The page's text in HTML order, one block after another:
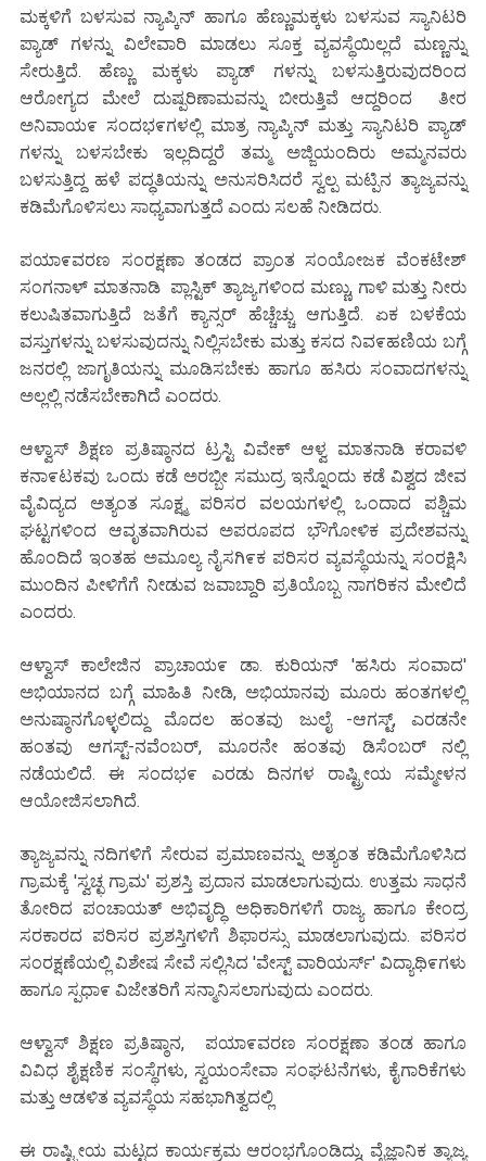
ಮಕ್ಕಳಿಗೆ ಬಳಸುವ ನ್ಯಾಪ್ಕಿನ್ ಹಾಗೂ ಹೆಣ್ಣುಮಕ್ಕಳು ಬಳಸುವ ಸ್ಯಾನಿಟರಿ
ಪ್ಯಾಡ್ ಗಳನ್ನು ವಿಲೇವಾರಿ ಮಾಡಲು ಸೂಕ್ತ ವ್ಯವಸ್ಥೆಯಿಲ್ಲದೆ ಮಣ್ಣನ್ನು
ಸೇರುತ್ತಿದೆ. ಹೆಣ್ಣು ಮಕ್ಕಳು ಪ್ಯಾಡ್ ಗಳನ್ನು ಬಳಸುತ್ತಿರುವುದರಿಂದ
ಆರೋಗ್ಯದ ಮೇಲೆ ದುಷ್ಪರಿಣಾಮವನ್ನು ಬೀರುತ್ತಿವೆ ಆದ್ದರಿಂದ ತೀರ
ಅನಿವಾಯ೯ ಸಂದಭ೯ಗಳಲ್ಲಿ ಮಾತ್ರ ನ್ಯಾಪ್ಕಿನ್ ಮತ್ತು ಸ್ಯಾನಿಟರಿ ಪ್ಯಾಡ್
ಗಳನ್ನು ಬಳಸಬೇಕು ಇಲ್ಲದಿದ್ದರೆ ತಮ್ಮ ಅಜ್ಜಿಯಂದಿರು ಅಮ್ಮನವರು
ಬಳಸುತ್ತಿದ್ದ ಹಳೆ ಪದ್ಧತಿಯನ್ನು ಅನುಸರಿಸಿದರೆ ಸ್ವಲ್ಪ ಮಟ್ಪಿನ ತ್ಯಾಜ್ಯವನ್ನು
ಕಡಿಮೆಗೊಳಿಸಲು ಸಾಧ್ಯವಾಗುತ್ತದೆ ಎಂದು ಸಲಹೆ ನೀಡಿದರು.
ಪಯಾ೯ವರಣ ಸಂರಕ್ಷಣಾ ತಂಡದ ಪ್ರಾಂತ ಸಂಯೋಜಕ ವೆಂಕಟೇಶ್
ಸಂಗನಾಳ್ ಮಾತನಾಡಿ ಪ್ಲಾಸ್ಟಿಕ್ ತ್ಯಾಜ್ಯಗಳಿಂದ ಮಣ್ಣು, ಗಾಳಿ ಮತ್ತು ನೀರು
ಕಲುಷಿತವಾಗುತ್ತಿದೆ ಜತೆಗೆ ಕ್ಯಾನ್ಸರ್ ಹೆಚ್ಚೆಚ್ಚು ಆಗುತ್ತಿದೆ. ಏಕ ಬಳಕೆಯ
ವಸ್ತುಗಳನ್ನು ಬಳಸುವುದನ್ನು ನಿಲ್ಲಿಸಬೇಕು ಮತ್ತು ಕಸದ ನಿವ೯ಹಣಿಯ ಬಗ್ಗೆ
ಜನರಲ್ಲಿ ಜಾಗೃತಿಯನ್ನು ಮೂಡಿಸಬೇಕು ಹಾಗೂ ಹಸಿರು ಸಂವಾದಗಳನ್ನು
ಅಲ್ಲಲ್ಲಿ ನಡೆಸಬೇಕಾಗಿದೆ ಎಂದರು.
ಆಳ್ವಾಸ್ ಶಿಕ್ಷಣ ಪ್ರತಿಷ್ಠಾನದ ಟ್ರಸ್ಟಿ ವಿವೇಕ್ ಆಳ್ವ ಮಾತನಾಡಿ ಕರಾವಳಿ
ಕನಾ೯ಟಕವು ಒಂದು ಕಡೆ ಅರಬ್ಬೀ ಸಮುದ್ರ ಇನ್ನೊಂದು ಕಡೆ ವಿಶ್ವದ ಜೀವ
ವೈವಿದ್ಯದ ಅತ್ಯಂತ ಸೂಕ್ಷ್ಮ ಪರಿಸರ ವಲಯಗಳಲ್ಲಿ ಒಂದಾದ ಪಶ್ಚಿಮ
ಘಟ್ಟಗಳಿಂದ ಆವೃತವಾಗಿರುವ ಅಪರೂಪದ ಭೌಗೋಳಿಕ ಪ್ರದೇಶವನ್ನು
ಹೊಂದಿದೆ ಇಂತಹ ಅಮೂಲ್ಯ ನೈಸಗಿ೯ಕ ಪರಿಸರ ವ್ಯವಸ್ಥೆಯನ್ನು ಸಂರಕ್ಷಿಸಿ
ಮುಂದಿನ ಪೀಳಿಗೆಗೆ ನೀಡುವ ಜವಾಬ್ದಾರಿ ಪ್ರತಿಯೊಬ್ಬ ನಾಗರಿಕನ ಮೇಲಿದೆ
ಎಂದರು.
ಆಳ್ವಾಸ್ ಕಾಲೇಜಿನ ಪ್ರಾಚಾಯ೯ ಡಾ. ಕುರಿಯನ್ 'ಹಸಿರು ಸಂವಾದ'
ಅಭಿಯಾನದ ಬಗ್ಗೆ ಮಾಹಿತಿ ನೀಡಿ, ಅಭಿಯಾನವು ಮೂರು ಹಂತಗಳಲ್ಲಿ
ಅನುಷ್ಠಾನಗೊಳ್ಳಲಿದ್ದು ಮೊದಲ ಹಂತವು ಜುಲೈ -ಆಗಸ್ಟ್, ಎರಡನೇ
ಹಂತವು ಆಗಸ್ಟ್-ನವೆಂಬರ್, ಮೂರನೇ ಹಂತವು ಡಿಸೆಂಬರ್ ನಲ್ಲಿ
ನಡೆಯಲಿದೆ. ಈ ಸಂದಭ೯ ಎರಡು ದಿನಗಳ ರಾಷ್ಟ್ರೀಯ ಸಮ್ಮೇಳನ
ಆಯೋಜಿಸಲಾಗಿದೆ.
ತ್ಯಾಜ್ಯವನ್ನು ನದಿಗಳಿಗೆ ಸೇರುವ ಪ್ರಮಾಣವನ್ನು ಅತ್ಯಂತ ಕಡಿಮೆಗೊಳಿಸಿದ
ಗ್ರಾಮಕ್ಕೆ 'ಸ್ವಚ್ಛ ಗ್ರಾಮ' ಪ್ರಶಸ್ತಿ ಪ್ರದಾನ ಮಾಡಲಾಗುವುದು. ಉತ್ತಮ ಸಾಧನೆ
ತೋರಿದ ಪಂಚಾಯತ್ ಅಭಿವೃದ್ಧಿ ಅಧಿಕಾರಿಗಳಿಗೆ ರಾಜ್ಯ ಹಾಗೂ ಕೇಂದ್ರ
ಸರಕಾರದ ಪರಿಸರ ಪ್ರಶಸ್ತಿಗಳಿಗೆ ಶಿಫಾರಸ್ಸು ಮಾಡಲಾಗುವುದು. ಪರಿಸರ
ಸಂರಕ್ಷಣೆಯಲ್ಲಿ ವಿಶೇಷ ಸೇವೆ ಸಲ್ಲಿಸಿದ 'ವೇಸ್ಟ್ ವಾರಿಯರ್ಸ್' ವಿದ್ಯಾಥಿ೯ಗಳು
ಹಾಗೂ ಸ್ಪಧಾ೯ ವಿಜೇತರಿಗೆ ಸನ್ಮಾನಿಸಲಾಗುವುದು ಎಂದರು.
ಆಳ್ವಾಸ್ ಶಿಕ್ಷಣ ಪ್ರತಿಷ್ಠಾನ, ಪಯಾ೯ವರಣ ಸಂರಕ್ಷಣಾ ತಂಡ ಹಾಗೂ
ವಿವಿಧ ಶೈಕ್ಷಣಿಕ ಸಂಸ್ಥೆಗಳು, ಸ್ವಯಂಸೇವಾ ಸಂಘಟನೆಗಳು, ಕೈಗಾರಿಕೆಗಳು
ಮತ್ತು ಆಡಳಿತ ವ್ಯವಸ್ಥೆಯ ಸಹಭಾಗಿತ್ವದಲ್ಲಿ
ಈ ರಾಷ್ಟ್ರೀಯ ಮಟ್ಟದ ಕಾರ್ಯಕ್ರಮ ಆರಂಭಗೊಂಡಿದ್ದು, ವೈಜ್ಞಾನಿಕ ತ್ಯಾಜ್ಯ